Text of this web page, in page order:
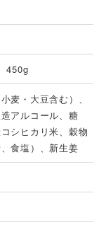
450g
麦・大豆含む）、
アルコール、糖
シヒカリ米、穀物
食塩）、新生姜